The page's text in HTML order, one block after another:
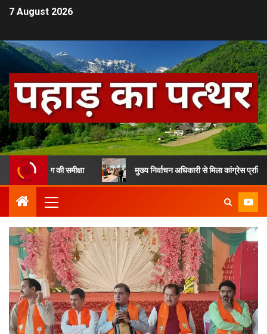
7 August 2026
की समीक्षा मुख्य निर्वाचन अधिकारी से मिला कांग्रेस प्रतिनिधिमंडल,